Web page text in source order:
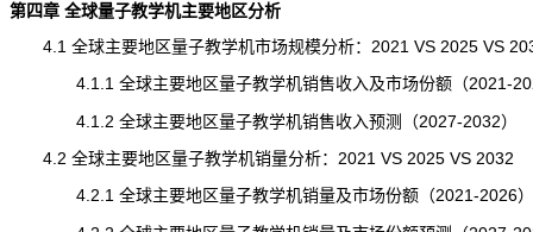
第四章 全球量子教学机主要地区分析
4.1 全球主要地区量子教学机市场规模分析：2021 VS 2025 VS
4.1.1 全球主要地区量子教学机销售收入及市场份额（2021-
4.1.2 全球主要地区量子教学机销售收入预测（2027-2032）
4.2 全球主要地区量子教学机销量分析：2021 VS 2025 VS 2032
4.2.1 全球主要地区量子教学机销量及市场份额（2021-2026）